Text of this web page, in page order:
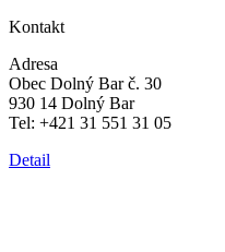
Kontakt
Adresa
Obec Dolný Bar č. 30
930 14 Dolný Bar
Tel: +421 31 551 31 05
Detail